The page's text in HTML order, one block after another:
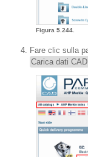
Figura 5.244.
Fare clic sulla
Carica dati